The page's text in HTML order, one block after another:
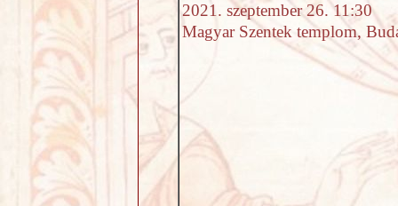
2021. szeptember 26. 11:30
Magyar Szentek templom,